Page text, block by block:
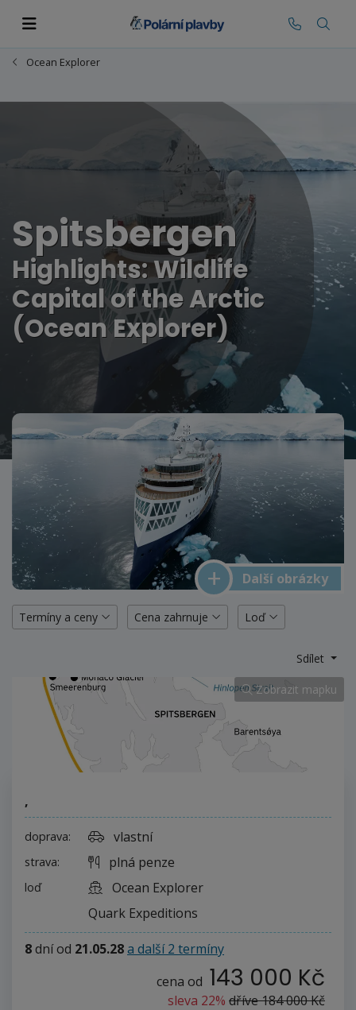
Ocean Explorer
Spitsbergen
Highlights: Wildlife
Capital of the Arctic
(Ocean Explorer)
Další obrázky
Termíny a ceny Cena zahrnuje Loď
Sdílet
Zobrazit mapku
,
doprava: vlastní
strava: plná penze
loď
Ocean Explorer
Quark Expeditions
8dníod 21.05.28a další 2 termíny
cena od 143 000 Kč
sleva 22% dříve184 000 Kč